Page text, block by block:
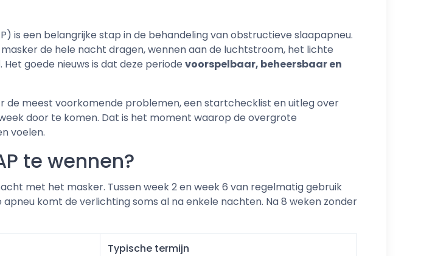
is een belangrijke stap in de behandeling van obstructieve slaapapneu.
de hele nacht dragen, wennen aan de luchtstroom, het lichte
goede nieuws is dat deze periode voorspelbaar, beheersbaar en
de meest voorkomende problemen, een startchecklist en uitleg over
door te komen. Dat is het moment waarop de overgrote
voelen.
te wennen?
met het masker. Tussen week 2 en week 6 van regelmatig gebruik
komt de verlichting soms al na enkele nachten. Na 8 weken zonder
Typische termijn